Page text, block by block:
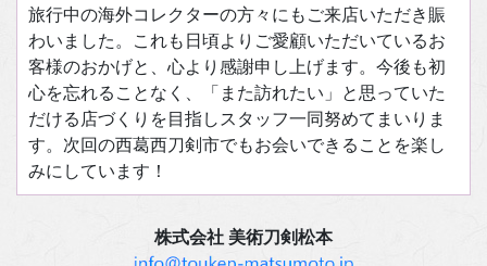
旅行中の海外コレクターの方々にもご来店いただき賑
わいました。これも日頃よりご愛顧いただいているお
客様のおかげと、心より感謝申し上げます。今後も初
心を忘れることなく、「また訪れたい」と思っていた
だける店づくりを目指しスタッフ一同努めてまいりま
す。次回の西葛西刀剣市でもお会いできることを楽し
みにしています！
株式会社 美術刀剣松本